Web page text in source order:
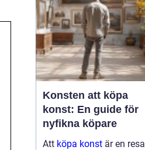
Konsten att köpa
konst: En guide för
nyfikna köpare
Att köpa konst är en resa